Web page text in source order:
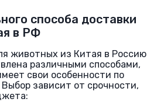
способа доставки
в РФ
животных из Китая в Россию
различными способами,
свои особенности по
зависит от срочности,